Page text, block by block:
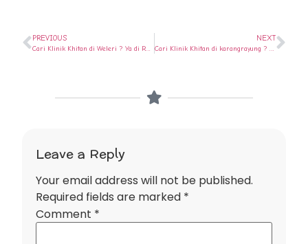
PREVIOUS NEXT
Leave a Reply
Your email address will not be published.
Required fields are marked *
Comment *